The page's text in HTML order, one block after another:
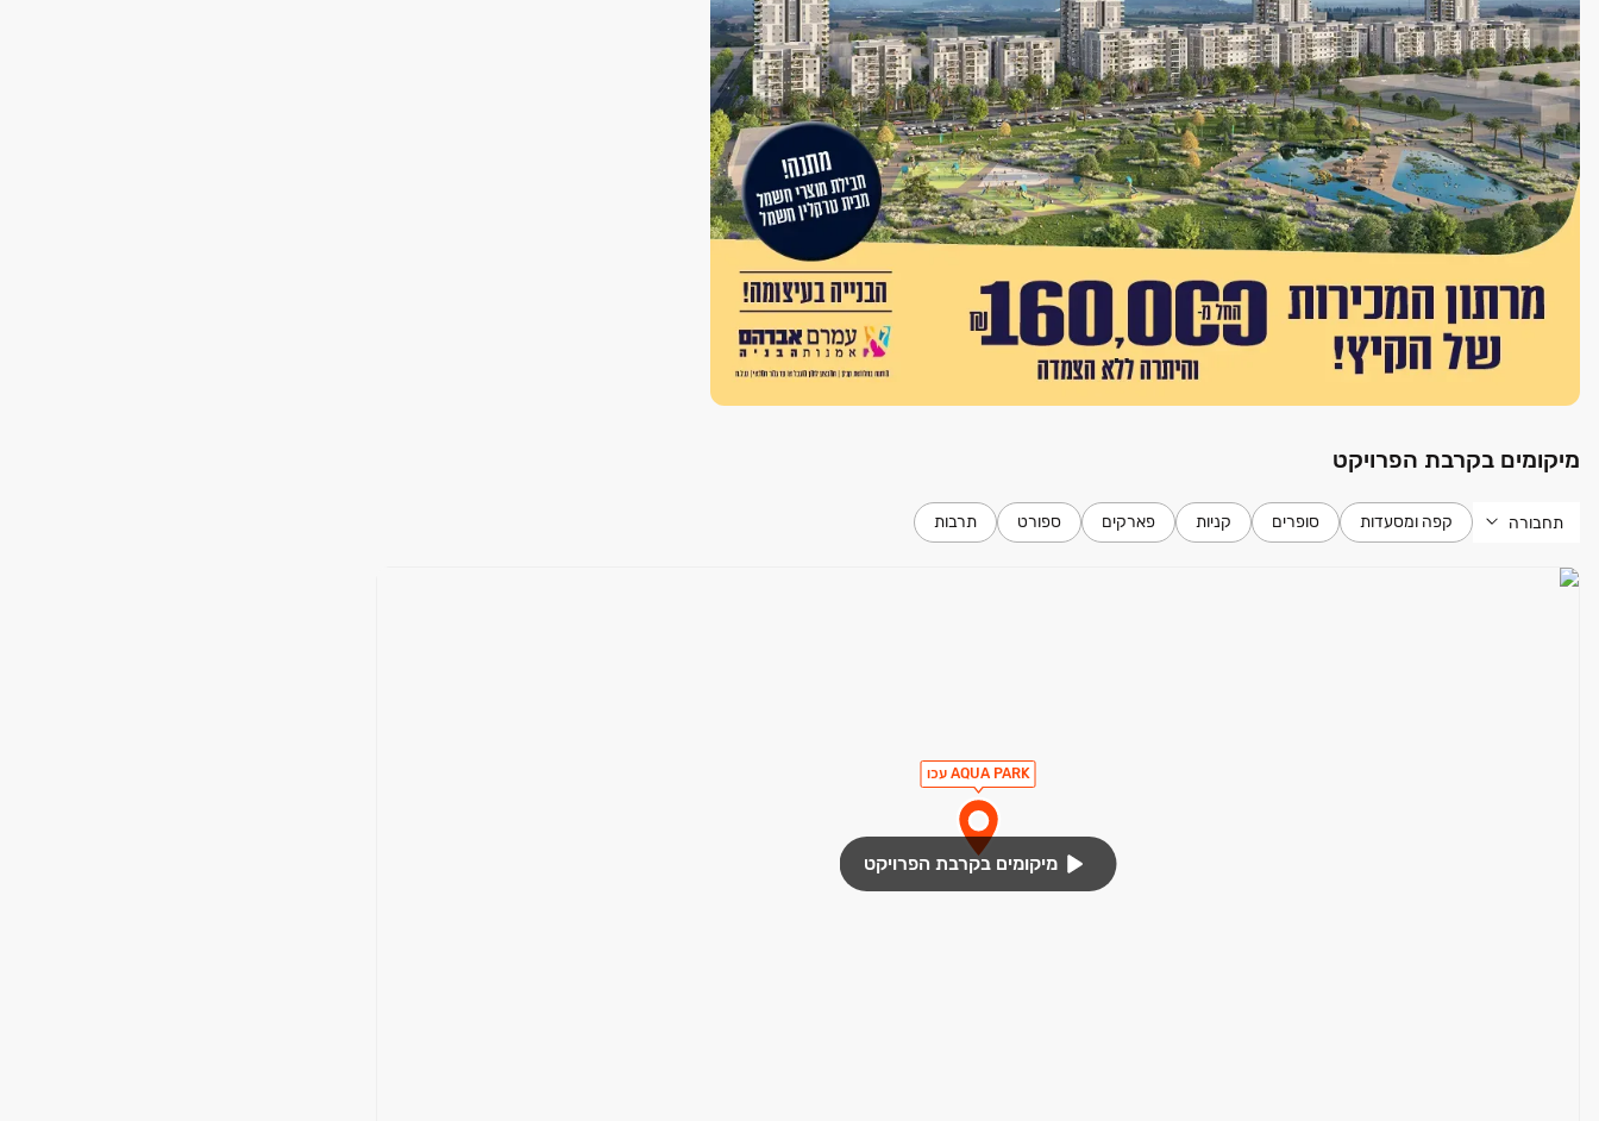
מיקומים בקרבת הפרויקט
תחבורה קפה ומסעדות סופרים קניות פארקים ספורט תרבות
AQUA PARK עכו
מיקומים בקרבת הפרויקט